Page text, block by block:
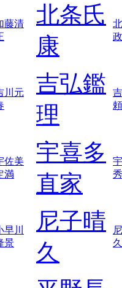
藤清
北条氏
康
政
川元
吉弘鑑
理
頼
佐美
満
宇喜多
直家
早川
景
尼子晴
久
久